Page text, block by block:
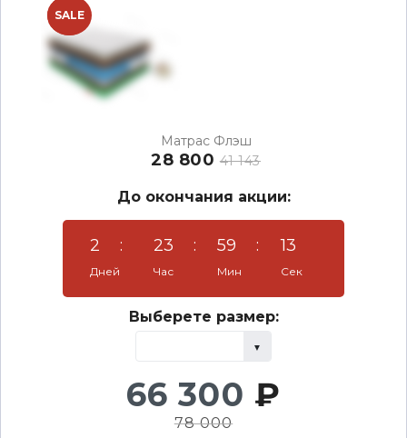
NEW
SALE
Матрас Флэш
28 800 41 143
До окончания акции:
2 :
Дней
23 :
Час
59 :
Мин
12
Сек
Выберете размер:
66 300 ₽
78 000